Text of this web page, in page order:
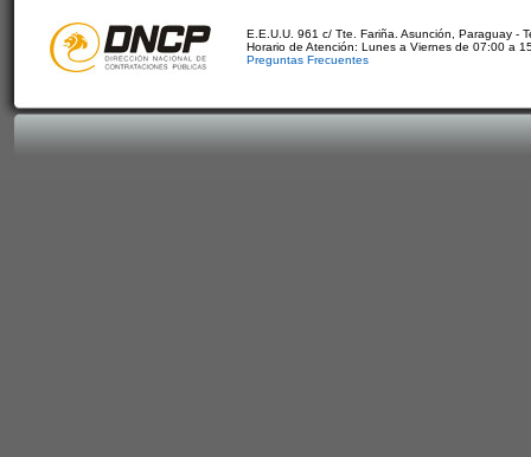
E.E.U.U. 961 c/ Tte. Fariña. Asunción, Paraguay -
Horario de Atención: Lunes a Viernes de 07:00 a
Preguntas Frecuentes